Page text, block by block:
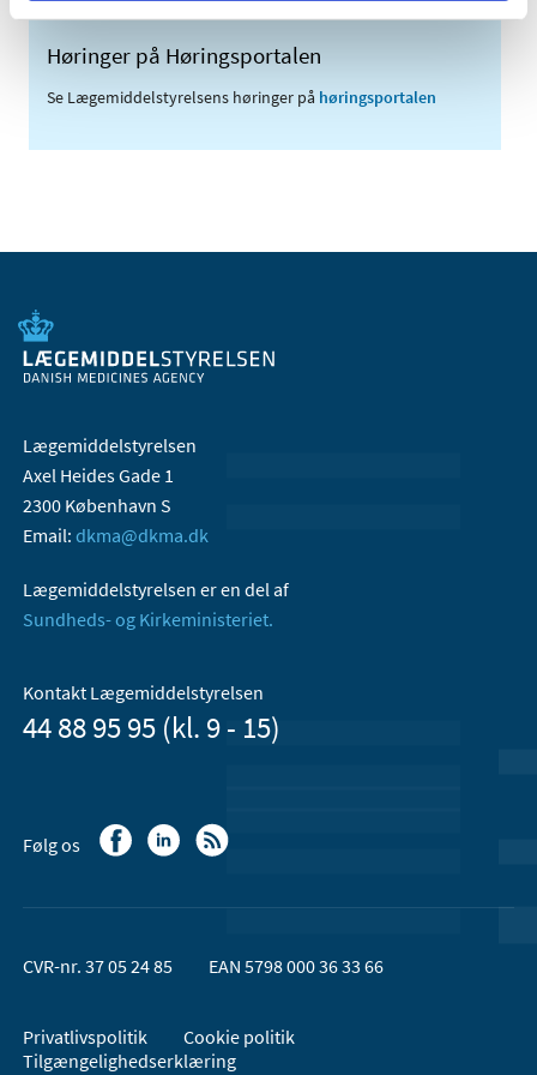
Høringer på Høringsportalen
Se Lægemiddelstyrelsens høringer på høringsportalen
Lægemiddelstyrelsen
Axel Heides Gade 1
2300 København S
Email: dkma@dkma.dk
Lægemiddelstyrelsen er en del af
Sundheds- og Kirkeministeriet.
Kontakt Lægemiddelstyrelsen
44 88 95 95 (kl. 9 - 15)
Følg os
CVR-nr. 37 05 24 85 EAN 5798 000 36 33 66
Privatlivspolitik
Cookie politik
Tilgængelighedserklæring